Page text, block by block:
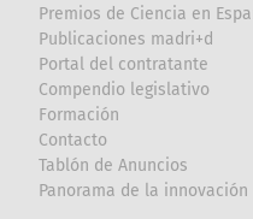
Premios de Ciencia en
Publicaciones madri+d
Portal del contratante
Compendio legislativo
Formación
Contacto
Tablón de Anuncios
Panorama de la